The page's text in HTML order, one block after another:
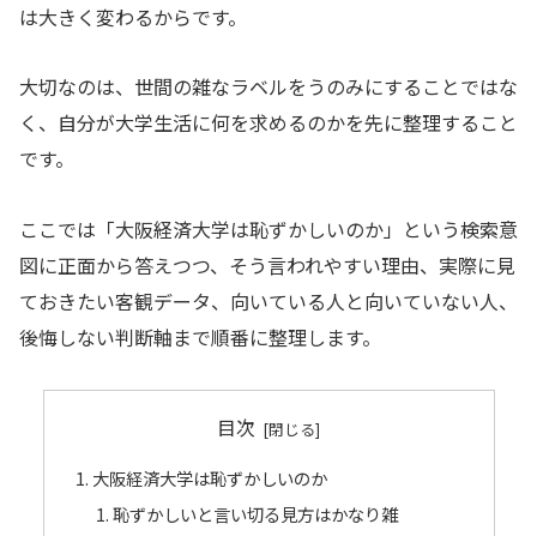
は大きく変わるからです。
大切なのは、世間の雑なラベルをうのみにすることではな
く、自分が大学生活に何を求めるのかを先に整理すること
です。
ここでは「大阪経済大学は恥ずかしいのか」という検索意
図に正面から答えつつ、そう言われやすい理由、実際に見
ておきたい客観データ、向いている人と向いていない人、
後悔しない判断軸まで順番に整理します。
目次
大阪経済大学は恥ずかしいのか
恥ずかしいと言い切る見方はかなり雑